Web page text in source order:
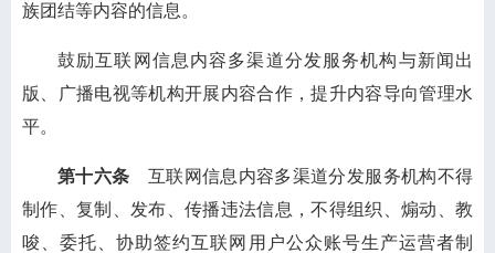
族团结等内容的信息。
鼓励互联网信息内容多渠道分发服务机构与新闻出
版、广播电视等机构开展内容合作，提升内容导向管理水
平。
第十六条 互联网信息内容多渠道分发服务机构不得
制作、复制、发布、传播违法信息，不得组织、煽动、教
唆、委托、协助签约互联网用户公众账号生产运营者制